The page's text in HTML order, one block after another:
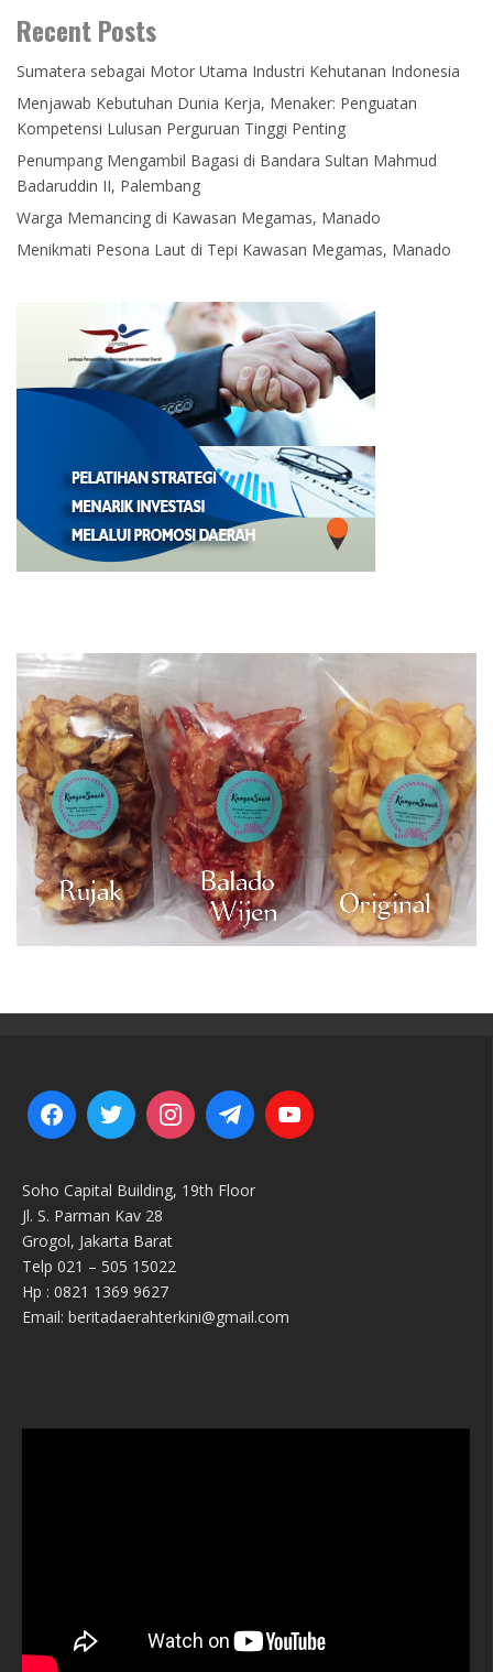
Recent Posts
Sumatera sebagai Motor Utama Industri Kehutanan Indonesia
Menjawab Kebutuhan Dunia Kerja, Menaker: Penguatan
Kompetensi Lulusan Perguruan Tinggi Penting
Penumpang Mengambil Bagasi di Bandara Sultan Mahmud
Badaruddin II, Palembang
Warga Memancing di Kawasan Megamas, Manado
Menikmati Pesona Laut di Tepi Kawasan Megamas, Manado
Soho Capital Building, 19th Floor
Jl. S. Parman Kav 28
Grogol, Jakarta Barat
Telp 021 – 505 15022
Hp : 0821 1369 9627
Email: beritadaerahterkini@gmail.com